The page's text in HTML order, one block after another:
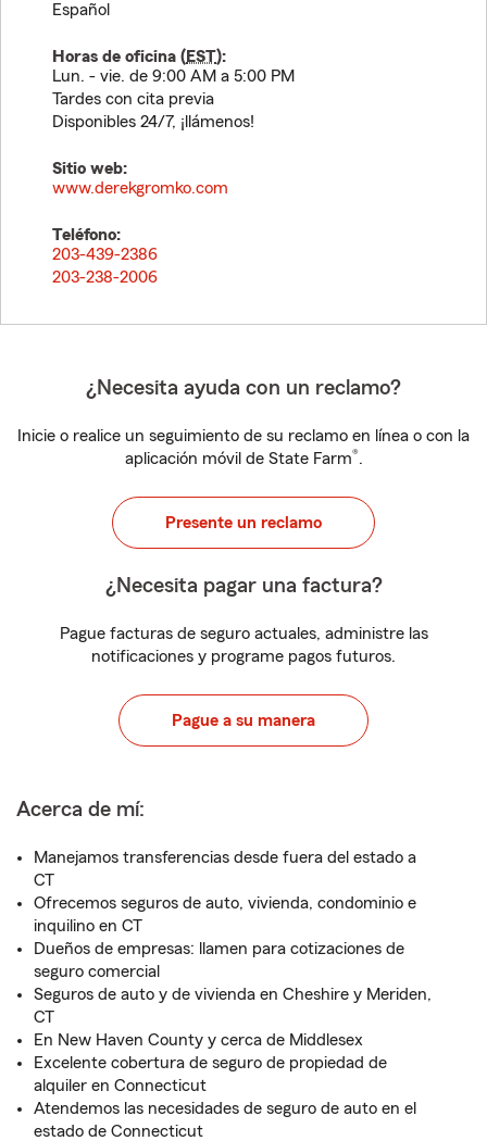
Español
Horas de oficina (EST):
Lun. - vie. de 9:00 AM a 5:00 PM
Tardes con cita previa
Disponibles 24/7, ¡llámenos!
Sitio web:
www.derekgromko.com
Teléfono:
203-439-2386
203-238-2006
¿Necesita ayuda con un reclamo?
Inicie o realice un seguimiento de su reclamo en línea o con la
aplicación móvil de State Farm®.
Presente un reclamo
¿Necesita pagar una factura?
Pague facturas de seguro actuales, administre las
notificaciones y programe pagos futuros.
Pague a su manera
Acerca de mí:
Manejamos transferencias desde fuera del estado a
CT
Ofrecemos seguros de auto, vivienda, condominio e
inquilino en CT
Dueños de empresas: llamen para cotizaciones de
seguro comercial
Seguros de auto y de vivienda en Cheshire y Meriden,
CT
En New Haven County y cerca de Middlesex
Excelente cobertura de seguro de propiedad de
alquiler en Connecticut
Atendemos las necesidades de seguro de auto en el
estado de Connecticut